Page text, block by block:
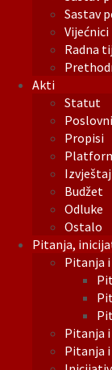
Sastav
Radna
Akti
Statut
Propisi
Budžet
Odluke
Ostalo
Pitanja,
Pitanja
Pitanja
Pitanja